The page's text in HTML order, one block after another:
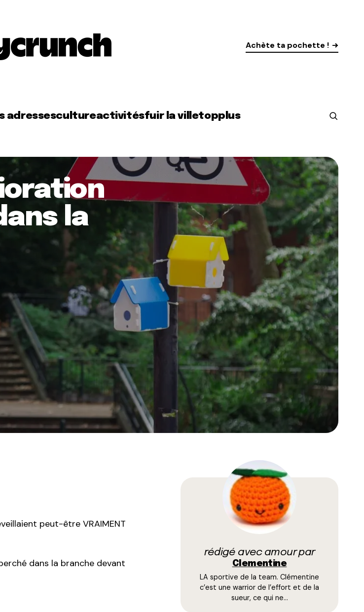
Achète ta pochette !
adressescultureactivitésfuir la villetopplus
la
peut-être VRAIMENT
dans la branche devant
rédigé avec amour par
Clementine
LA sportive de la team. Clémentine
c’est une warrior de l’effort et de la
sueur, ce qui ne…